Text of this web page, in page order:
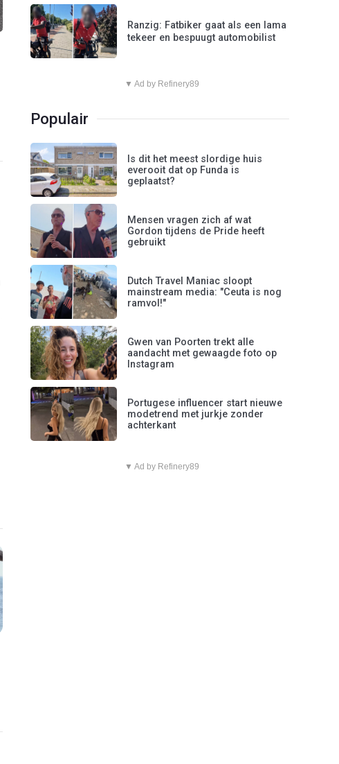
Ranzig: Fatbiker gaat als een lama
tekeer en bespuugt automobilist
▼ Ad by Refinery89
Populair
Is dit het meest slordige huis
everooit dat op Funda is
geplaatst?
Mensen vragen zich af wat
Gordon tijdens de Pride heeft
gebruikt
Dutch Travel Maniac sloopt
mainstream media: "Ceuta is nog
ramvol!"
Gwen van Poorten trekt alle
aandacht met gewaagde foto op
Instagram
Portugese influencer start nieuwe
modetrend met jurkje zonder
achterkant
▼ Ad by Refinery89